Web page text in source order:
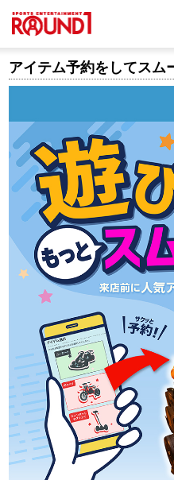
アイテム予約をしてスム